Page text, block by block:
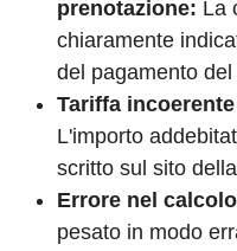
prenotazione: La
chiaramente
del pagamento
Tariffa
L'importo
scritto sul sito
Errore nel
pesato in modo